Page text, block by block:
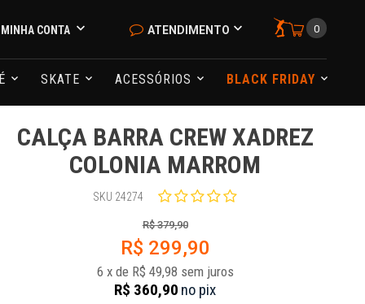
MINHA CONTA ATENDIMENTO 0
SKATE ACESSÓRIOS BLACK FRIDAY
CALÇA BARRA CREW XADREZ
COLONIA MARROM
SKU 24274
R$ 379,90
R$ 299,90
6 x de R$ 49,98 sem juros
R$ 360,90 no pix